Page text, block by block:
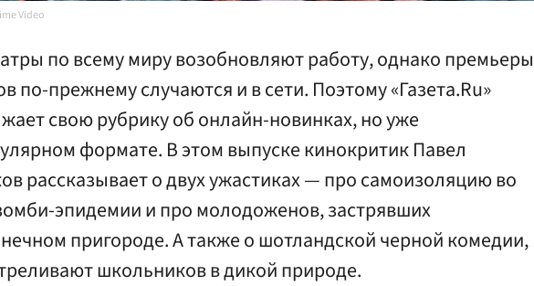
Video
по всему миру возобновляют работу, однако премьеры
по-прежнему случаются и в сети. Поэтому «Газета.Ru»
свою рубрику об онлайн-новинках, но уже
формате. В этом выпуске кинокритик Павел
рассказывает о двух ужастиках — про самоизоляцию во
эпидемии и про молодоженов, застрявших
пригороде. А также о шотландской черной комедии,
школьников в дикой природе.